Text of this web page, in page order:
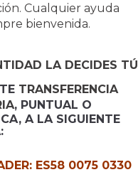
Cualquier ayuda
bienvenida.
LA DECIDES TÚ
TRANSFERENCIA
, PUNTUAL O
A LA SIGUIENTE
ES58 0075 0330